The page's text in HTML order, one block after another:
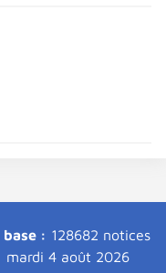
: 128682 notices
mardi 4 août 2026